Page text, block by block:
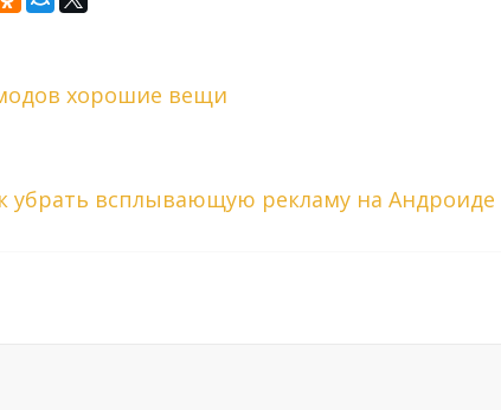
хорошие вещи
убрать всплывающую рекламу на Андроиде